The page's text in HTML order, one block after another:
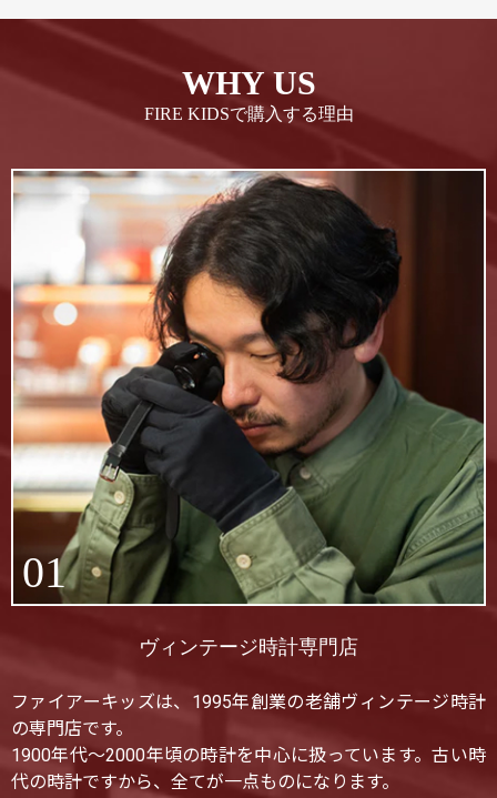
WHY US
FIRE KIDSで購入する理由
01
ヴィンテージ時計専門店
ファイアーキッズは、1995年創業の老舗ヴィンテージ時計
の専門店です。
1900年代〜2000年頃の時計を中心に扱っています。古い時
代の時計ですから、全てが一点ものになります。